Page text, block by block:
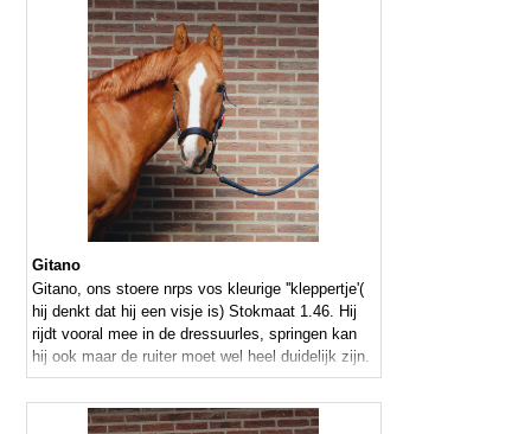
Gitano
Gitano, ons stoere nrps vos kleurige ''kleppertje'(
hij denkt dat hij een visje is) Stokmaat 1.46. Hij
rijdt vooral mee in de dressuurles, springen kan
hij ook maar de ruiter moet wel heel duidelijk zijn.